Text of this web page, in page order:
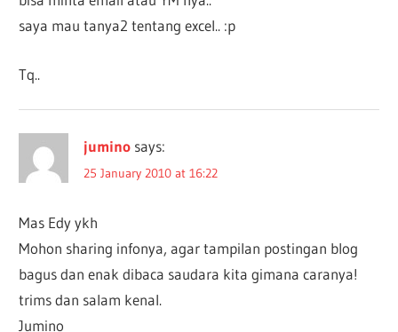
saya mau tanya2 tentang excel.. :p
Tq..
jumino says:
25 January 2010 at 16:22
Mas Edy ykh
Mohon sharing infonya, agar tampilan postingan blog
bagus dan enak dibaca saudara kita gimana caranya!
trims dan salam kenal.
Jumino